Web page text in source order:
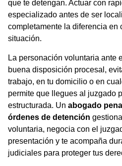
que te detengan. Actuar con
especializado antes de ser
completamente la diferencia en
situación.
La personación voluntaria ante
buena disposición procesal,
trabajo, en tu domicilio o en
permite que llegues al juzgado
estructurada. Un abogado
órdenes de detención
voluntaria, negocia con el
presentación y te acompaña
judiciales para proteger tus